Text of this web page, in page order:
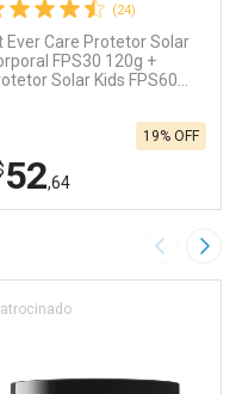
(24)
Ever Care Protetor Solar
FPS30 120g +
Solar Kids FPS60
52,64
19% OFF
Menos
Imagem